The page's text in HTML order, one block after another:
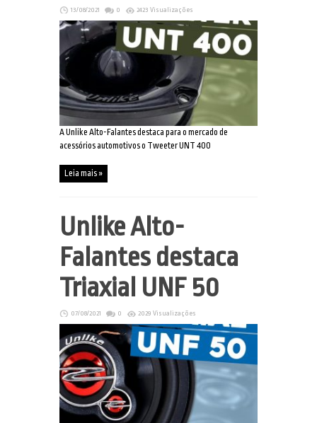
13/08/2021 0 2423 Visualizações
A Unlike Alto-Falantes destaca para o mercado de
acessórios automotivos o Tweeter UNT 400
Leia mais »
Unlike Alto-
Falantes destaca
Triaxial UNF 50
07/08/2021 0 2029 Visualizações